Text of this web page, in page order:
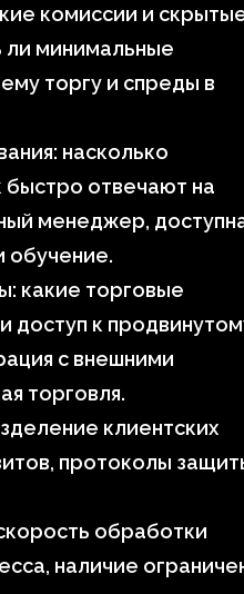
комиссии и
ли минимальные
торгу и спреды в
насколько
отвечают на
менеджер,
обучение.
какие торговые
доступ к
с внешними
торговля.
клиентских
протоколы
обработки
наличие